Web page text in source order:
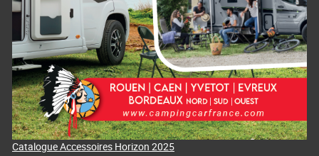
Catalogue Accessoires Horizon 2025